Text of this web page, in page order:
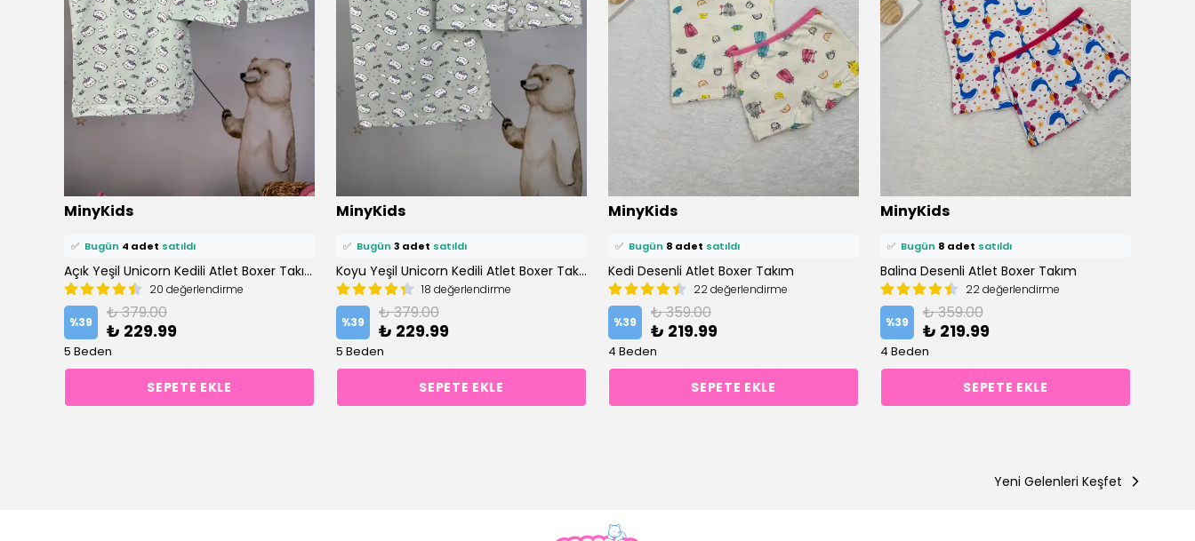
MinyKids
⭐️ Bu ürünü11 kişifavoriledi!
6 kişi
✅ Bugün 4 adet satıldı
Açık Yeşil Unicorn Kedili Atlet Boxer Takım
20 değerlendirme
%39 ₺ 379.00
₺ 229.99
5 Beden
SEPETE EKLE
MinyKids
⭐️ Bu ürünü13 kişifavoriledi!
11 kişi
✅ Bugün 3 adet satıldı
Koyu Yeşil Unicorn Kedili Atlet Boxer Takım
18 değerlendirme
%39 ₺ 379.00
₺ 229.99
5 Beden
SEPETE EKLE
MinyKids
⭐️ Bu ürünü23 kişifavoriledi!
15 kişi
✅ Bugün 8 adet satıldı
Kedi Desenli Atlet Boxer Takım
22 değerlendirme
%39 ₺ 359.00
₺ 219.99
4 Beden
SEPETE EKLE
MinyKids
⭐️ Bu ürünü13 kişifavoriledi!
11 kişi
✅ Bugün 8 adet satıldı
Balina Desenli Atlet Boxer Takım
22 değerlendirme
%39 ₺ 359.00
₺ 219.99
4 Beden
SEPETE EKLE
Yeni Gelenleri Keşfet